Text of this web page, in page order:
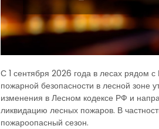
С 1 сентября 2026 года в лесах рядом
пожарной безопасности в лесной зоне
изменения в Лесном кодексе РФ и
ликвидацию лесных пожаров. В
пожароопасный сезон.